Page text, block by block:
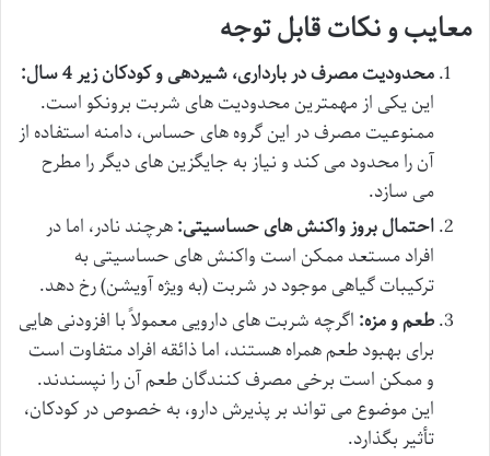
معایب و نکات قابل توجه
محدودیت مصرف در بارداری، شیردهی و کودکان زیر 4 سال:
این یکی از مهمترین محدودیت های شربت برونکو است.
ممنوعیت مصرف در این گروه های حساس، دامنه استفاده از
آن را محدود می کند و نیاز به جایگزین های دیگر را مطرح
می سازد.
احتمال بروز واکنش های حساسیتی:هرچند نادر، اما در
افراد مستعد ممکن است واکنش های حساسیتی به
ترکیبات گیاهی موجود در شربت (به ویژه آویشن) رخ دهد.
طعم و مزه: اگرچه شربت های دارویی معمولاً با افزودنی هایی
برای بهبود طعم همراه هستند، اما ذائقه افراد متفاوت است
و ممکن است برخی مصرف کنندگان طعم آن را نپسندند.
این موضوع می تواند بر پذیرش دارو، به خصوص در کودکان،
تأثیر بگذارد.